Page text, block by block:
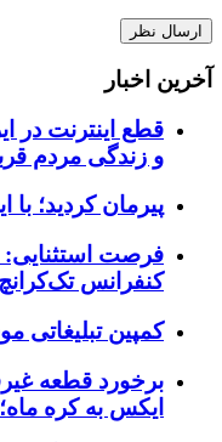
آخرین اخبار
قطع اینترنت در
و زندگی مردم
پیرمان کردید؛
کنفرانس تک‌کرانچ
کمپین تبلیغاتی
ایکس به کره